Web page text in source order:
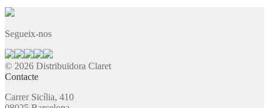
Segueix-nos
© 2026 Distribuïdora Claret
Contacte
Carrer Sicília, 410